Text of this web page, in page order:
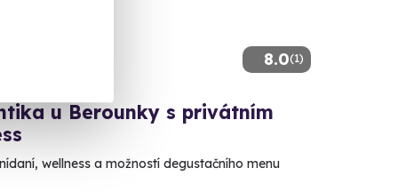
8.0(1)
u Berounky s privátním
wellness a možností degustačního menu